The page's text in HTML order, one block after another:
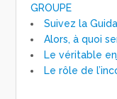
GROUPE
Suivez la
Alors, à quoi
Le véritable
Le rôle de